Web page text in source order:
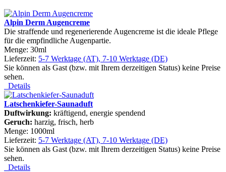
Alpin Derm Augencreme
Die straffende und regenerierende Augencreme ist die ideale Pflege
für die empfindliche Augenpartie.
Menge: 30ml
Lieferzeit: 5-7 Werktage (AT), 7-10 Werktage (DE)
Sie können als Gast (bzw. mit Ihrem derzeitigen Status) keine Preise
sehen.
Details
Latschenkiefer-Saunaduft
Duftwirkung: kräftigend, energie spendend
Geruch: harzig, frisch, herb
Menge: 1000ml
Lieferzeit: 5-7 Werktage (AT), 7-10 Werktage (DE)
Sie können als Gast (bzw. mit Ihrem derzeitigen Status) keine Preise
sehen.
Details